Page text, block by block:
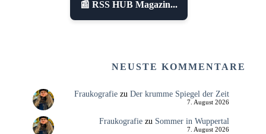
📰 RSS HUB Magazin...
NEUSTE KOMMENTARE
Fraukografiezu Der krumme Spiegel der Zeit
7. August 2026
Fraukografiezu Sommer in Wuppertal
7. August 2026